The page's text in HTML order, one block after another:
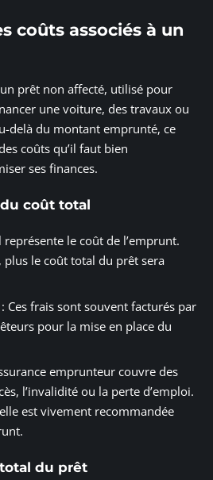
coûts associés à un
prêt non affecté, utilisé pour
une voiture, des travaux ou
delà du montant emprunté, ce
coûts qu’il faut bien
ses finances.
coût total
représente le coût de l’emprunt.
plus le coût total du prêt sera
: Ces frais sont souvent facturés par
pour la mise en place du
emprunteur couvre des
l’invalidité ou la perte d’emploi.
est vivement recommandée
du prêt